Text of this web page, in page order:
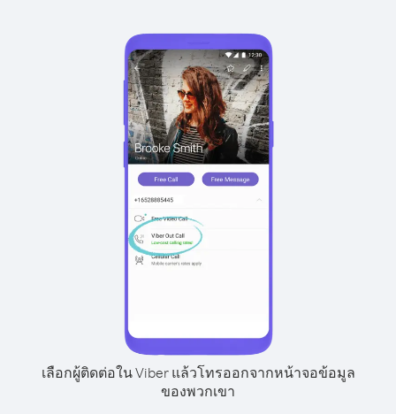
เลือกผู้ติดต่อใน Viber แล้วโทรออกจากหน้าจอข้อมูล
ของพวกเขา